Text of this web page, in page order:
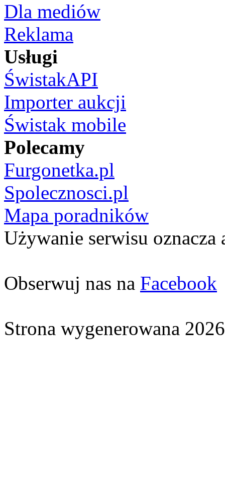
Dla mediów
Reklama
Usługi
ŚwistakAPI
Importer aukcji
Świstak mobile
Polecamy
Furgonetka.pl
Spolecznosci.pl
Mapa poradników
Używanie serwisu oznacza
Obserwuj nas na Facebook
Strona wygenerowana